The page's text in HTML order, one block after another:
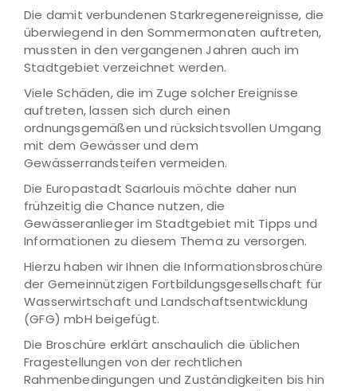
Die damit verbundenen Starkregenereignisse, die
überwiegend in den Sommermonaten auftreten,
mussten in den vergangenen Jahren auch im
Stadtgebiet verzeichnet werden.
Viele Schäden, die im Zuge solcher Ereignisse
auftreten, lassen sich durch einen
ordnungsgemäßen und rücksichtsvollen Umgang
mit dem Gewässer und dem
Gewässerrandsteifen vermeiden.
Die Europastadt Saarlouis möchte daher nun
frühzeitig die Chance nutzen, die
Gewässeranlieger im Stadtgebiet mit Tipps und
Informationen zu diesem Thema zu versorgen.
Hierzu haben wir Ihnen die Informationsbroschüre
der Gemeinnützigen Fortbildungsgesellschaft für
Wasserwirtschaft und Landschaftsentwicklung
(GFG) mbH beigefügt.
Die Broschüre erklärt anschaulich die üblichen
Fragestellungen von der rechtlichen
Rahmenbedingungen und Zuständigkeiten bis hin